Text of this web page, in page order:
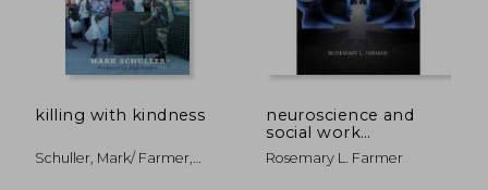
killing with kindness
Schuller, Mark/ Farmer,
neuroscience and
social work
practice,the missing
link
Rosemary L. Farmer